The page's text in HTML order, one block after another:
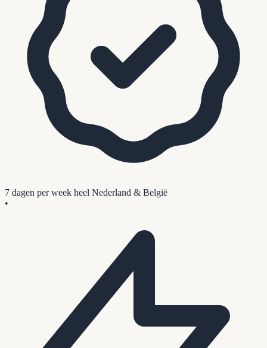
7 dagen per week heel Nederland & België
•